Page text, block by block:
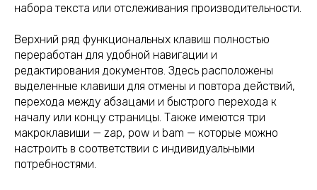
набора текста или отслеживания производительности.
Верхний ряд функциональных клавиш полностью
переработан для удобной навигации и
редактирования документов. Здесь расположены
выделенные клавиши для отмены и повтора действий,
перехода между абзацами и быстрого перехода к
началу или концу страницы. Также имеются три
макроклавиши — zap, pow и bam — которые можно
настроить в соответствии с индивидуальными
потребностями.